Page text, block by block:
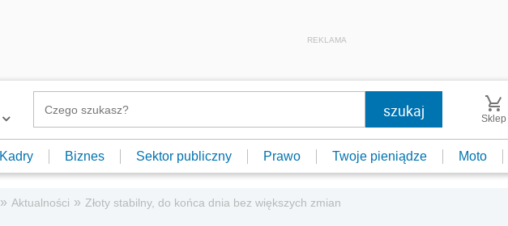
REKLAMA
Sklep
Kadry Biznes Sektor publiczny Prawo Twoje pieniądze Moto
» Aktualności » Złoty stabilny, do końca dnia bez większych zmian